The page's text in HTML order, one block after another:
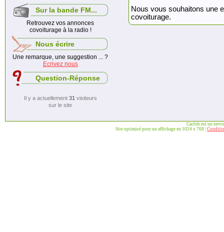
Sur la bande FM...
Retrouvez vos annonces
covoiturage à la radio !
Nous écrire
Une remarque, une suggestion ... ?
Ecrivez nous
Question-Réponse
Il y a actuellement 31 visiteurs
sur le site
Nous vous souhaitons une
covoiturage.
CarJob est un
Site optimisé pour un affichage en 1024 x 768 |